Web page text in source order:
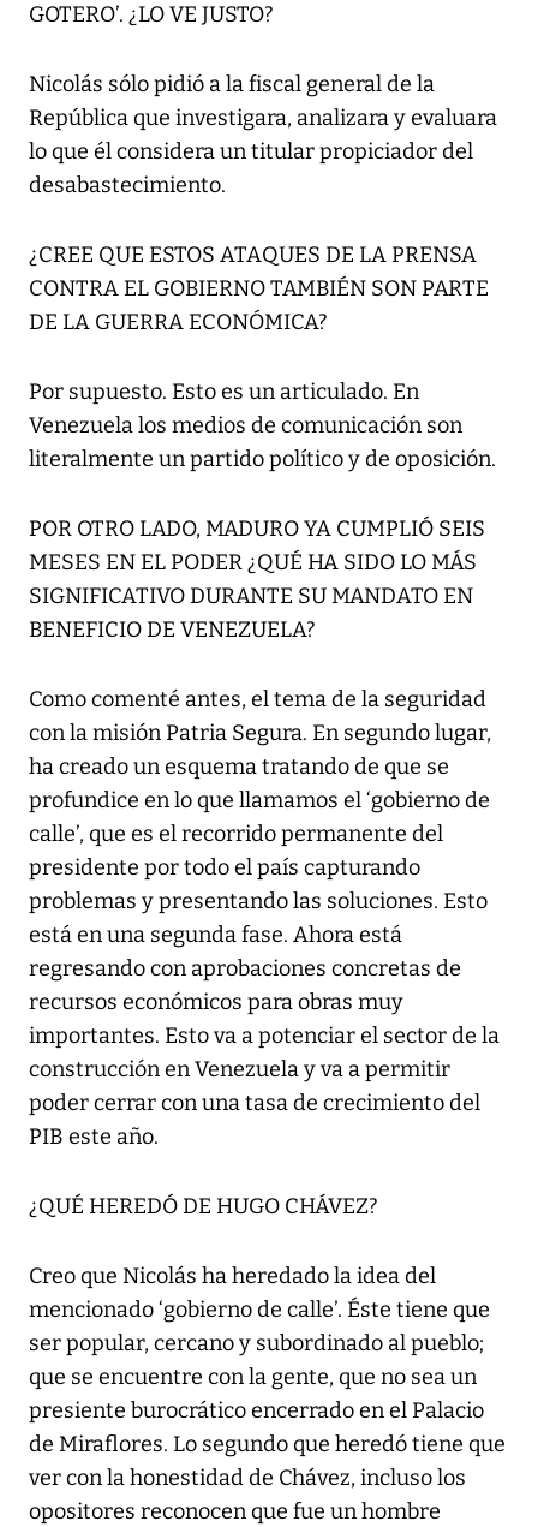
GOTERO’. ¿LO VE JUSTO?
Nicolás sólo pidió a la fiscal general de la
República que investigara, analizara y evaluara
lo que él considera un titular propiciador del
desabastecimiento.
¿CREE QUE ESTOS ATAQUES DE LA PRENSA
CONTRA EL GOBIERNO TAMBIÉN SON PARTE
DE LA GUERRA ECONÓMICA?
Por supuesto. Esto es un articulado. En
Venezuela los medios de comunicación son
literalmente un partido político y de oposición.
POR OTRO LADO, MADURO YA CUMPLIÓ SEIS
MESES EN EL PODER ¿QUÉ HA SIDO LO MÁS
SIGNIFICATIVO DURANTE SU MANDATO EN
BENEFICIO DE VENEZUELA?
Como comenté antes, el tema de la seguridad
con la misión Patria Segura. En segundo lugar,
ha creado un esquema tratando de que se
profundice en lo que llamamos el ‘gobierno de
calle’, que es el recorrido permanente del
presidente por todo el país capturando
problemas y presentando las soluciones. Esto
está en una segunda fase. Ahora está
regresando con aprobaciones concretas de
recursos económicos para obras muy
importantes. Esto va a potenciar el sector de la
construcción en Venezuela y va a permitir
poder cerrar con una tasa de crecimiento del
PIB este año.
¿QUÉ HEREDÓ DE HUGO CHÁVEZ?
Creo que Nicolás ha heredado la idea del
mencionado ‘gobierno de calle’. Éste tiene que
ser popular, cercano y subordinado al pueblo;
que se encuentre con la gente, que no sea un
presiente burocrático encerrado en el Palacio
de Miraflores. Lo segundo que heredó tiene que
ver con la honestidad de Chávez, incluso los
opositores reconocen que fue un hombre